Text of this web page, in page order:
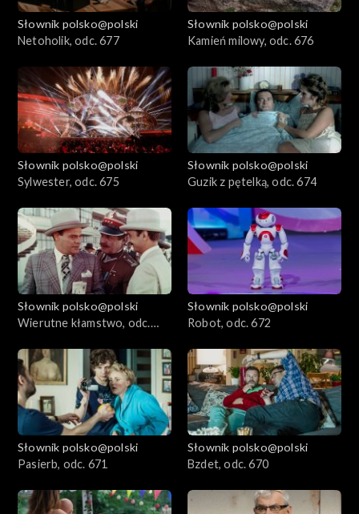
Słownik polsko@polski
Netoholik, odc. 677
Słownik polsko@polski
Kamień milowy, odc. 676
Słownik polsko@polski
Sylwester, odc. 675
Słownik polsko@polski
Guzik z pętelką, odc. 674
Słownik polsko@polski
Wierutne kłamstwo, odc.
Słownik polsko@polski
Robot, odc. 672
Słownik polsko@polski
Pasierb, odc. 671
Słownik polsko@polski
Bzdet, odc. 670